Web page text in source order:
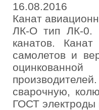
16.08.2016
Канат
ЛК-О тип ЛК-0.
канатов.
самолетов и
сварочную,
ГОСТ электроды